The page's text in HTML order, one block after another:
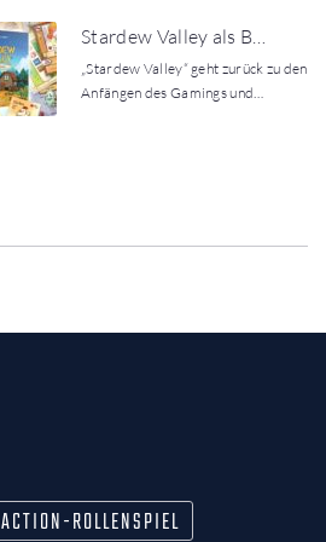
Stardew Valley als B…
„Stardew Valley“ geht zurück zu den
Anfängen des Gamings und…
ACTION-ROLLENSPIEL